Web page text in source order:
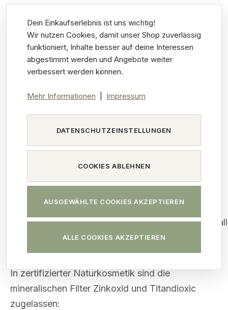
potenziell gesundheitsschädlich sein können.
Außerdem haben chemische UV-Filter unter
Umständen umstrittene Auswirkungen auf die
Umwelt. Einige Filter stehen im Verdacht Korallen
auf unser Öko-System haben kann, kannst du
hier nachlesen:
https://www.prowildlife.de/aktuelles/meldung/
in-den-weltmeeren/
In zertifizierter Naturkosmetik sind die
mineralischen Filter Zinkoxid und Titandioxic
zugelassen:
Dein Einkaufserlebnis ist uns wichtig!
Wir nutzen Cookies, damit unser Shop zuverlässig
funktioniert, Inhalte besser auf deine Interessen
abgestimmt werden und Angebote weiter
verbessert werden können.
Mehr Informationen Impressum
DATENSCHUTZEINSTELLUNGEN
COOKIES ABLEHNEN
AUSGEWÄHLTE COOKIES AKZEPTIEREN
ALLE COOKIES AKZEPTIEREN